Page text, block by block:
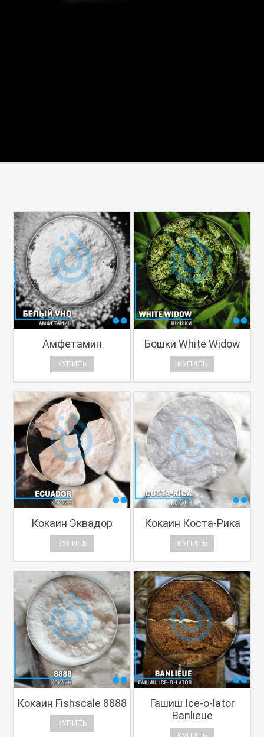
Амфетамин
КУПИТЬ
Бошки White Widow
КУПИТЬ
Кокаин Эквадор
КУПИТЬ
Кокаин Коста-Рика
КУПИТЬ
Кокаин Fishscale 8888
КУПИТЬ
Гашиш Ice-o-lator
Banlieue